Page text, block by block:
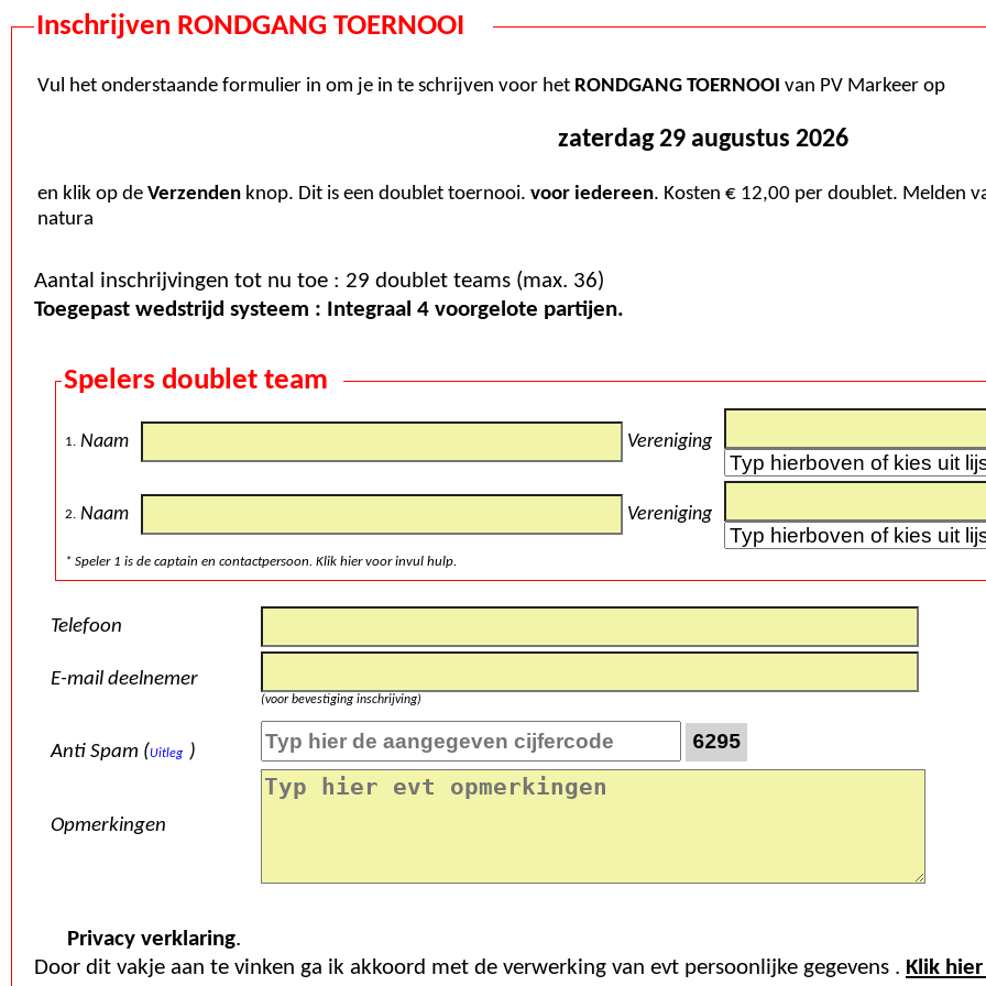
Inschrijven RONDGANG TOERNOOI
Vul het onderstaande formulier in om je in te schrijven voor het RONDGANG TOERNOOI van PV Markeer op
zaterdag 29 augustus 2026
en klik op de Verzenden knop. Dit is een doublet toernooi. voor iedereen. Kosten € 12,00 per doublet. Melden vanaf 09:30. Spelen vanaf 10:30. Prijzen in
natura
Aantal inschrijvingen tot nu toe : 29 doublet teams (max. 36)
Toegepast wedstrijd systeem : Integraal 4 voorgelote partijen.
Spelers doublet team
1. Naam Vereniging
2. Naam Vereniging
* Speler 1 is de captain en contactpersoon. Klik hier voor invul hulp.
Telefoon
E-mail deelnemer
(voor bevestiging inschrijving)
Anti Spam (Uitleg ) 6295
Opmerkingen
Privacy verklaring.
Door dit vakje aan te vinken ga ik akkoord met de verwerking van evt persoonlijke gegevens . Klik